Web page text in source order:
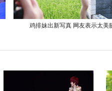
鸡排妹出新写真 网友表示太美